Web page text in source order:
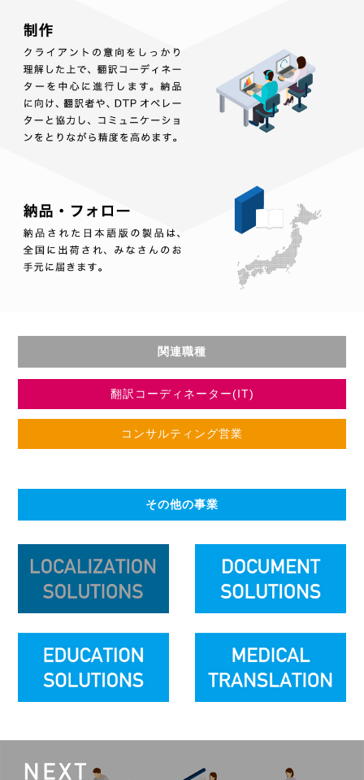
関連職種
翻訳コーディネーター(IT)
コンサルティング営業
その他の事業